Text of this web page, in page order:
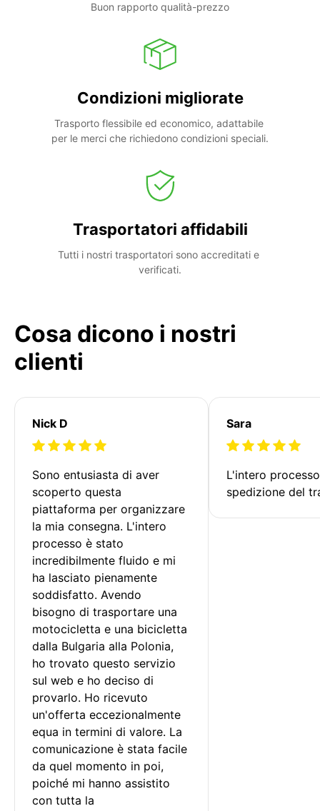
Buon rapporto qualità-prezzo
Condizioni migliorate
Trasporto flessibile ed economico, adattabile
per le merci che richiedono condizioni speciali.
Trasportatori affidabili
Tutti i nostri trasportatori sono accreditati e
verificati.
Cosa dicono i nostri
clienti
Nick D
Sono entusiasta di aver
scoperto questa
piattaforma per organizzare
la mia consegna. L'intero
processo è stato
incredibilmente fluido e mi
ha lasciato pienamente
soddisfatto. Avendo
bisogno di trasportare una
motocicletta e una bicicletta
dalla Bulgaria alla Polonia,
ho trovato questo servizio
sul web e ho deciso di
provarlo. Ho ricevuto
un'offerta eccezionalmente
equa in termini di valore. La
comunicazione è stata facile
da quel momento in poi,
poiché mi hanno assistito
con tutta la
Sara
L'intero
spedizione del